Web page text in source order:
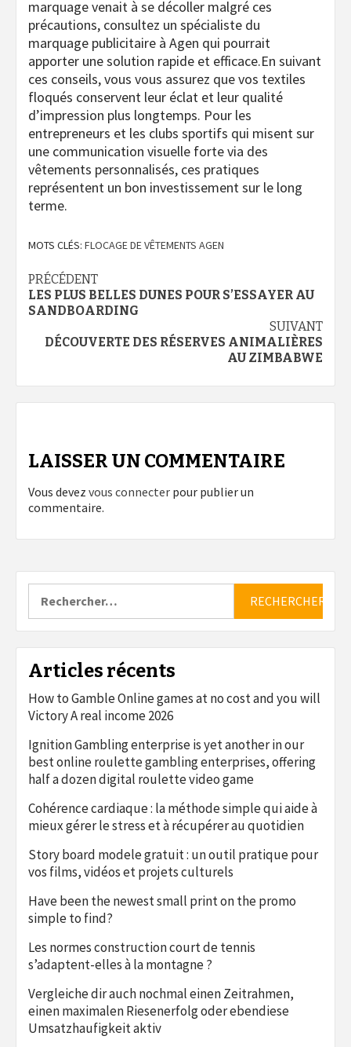
marquage venait à se décoller malgré ces
précautions, consultez un spécialiste du
marquage publicitaire à Agen qui pourrait
apporter une solution rapide et efficace.En suivant
ces conseils, vous vous assurez que vos textiles
floqués conservent leur éclat et leur qualité
d’impression plus longtemps. Pour les
entrepreneurs et les clubs sportifs qui misent sur
une communication visuelle forte via des
vêtements personnalisés, ces pratiques
représentent un bon investissement sur le long
terme.
MOTS CLÉS: FLOCAGE DE VÊTEMENTS AGEN
Navigation
d’article
PRÉCÉDENT
LES PLUS BELLES DUNES POUR S’ESSAYER AU
SANDBOARDING
SUIVANT
DÉCOUVERTE DES RÉSERVES ANIMALIÈRES
AU ZIMBABWE
LAISSER UN COMMENTAIRE
Vous devez vous connecter pour publier un
commentaire.
Articles récents
How to Gamble Online games at no cost and you will
Victory A real income 2026
Ignition Gambling enterprise is yet another in our
best online roulette gambling enterprises, offering
half a dozen digital roulette video game
Cohérence cardiaque : la méthode simple qui aide à
mieux gérer le stress et à récupérer au quotidien
Story board modele gratuit : un outil pratique pour
vos films, vidéos et projets culturels
Have been the newest small print on the promo
simple to find?
Les normes construction court de tennis
s’adaptent-elles à la montagne ?
Vergleiche dir auch nochmal einen Zeitrahmen,
einen maximalen Riesenerfolg oder ebendiese
Umsatzhaufigkeit aktiv